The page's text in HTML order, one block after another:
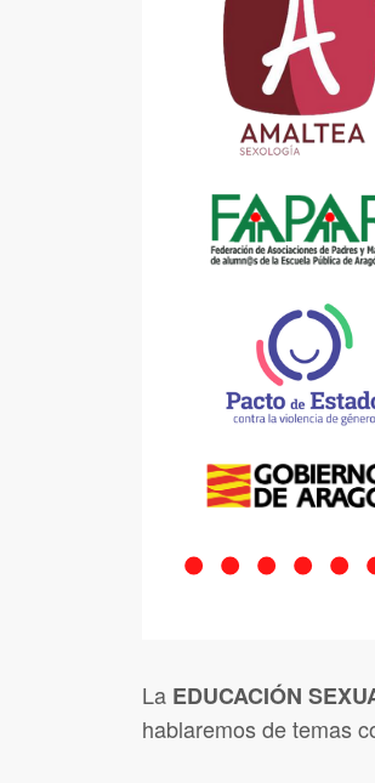
La EDUCACIÓN
hablaremos de temas